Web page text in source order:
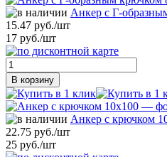
Анкер с Г-
15.47 руб./шт
17 руб./шт
В корзину
Анкер с крючком
22.75 руб./шт
25 руб./шт